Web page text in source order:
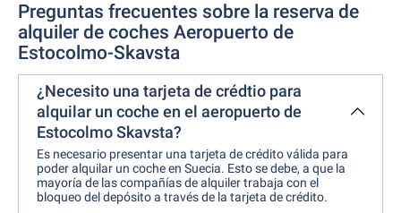
Preguntas frecuentes sobre la reserva de
alquiler de coches Aeropuerto de
Estocolmo-Skavsta
¿Necesito una tarjeta de crédtio para
alquilar un coche en el aeropuerto de
Estocolmo Skavsta?
Es necesario presentar una tarjeta de crédito válida para
poder alquilar un coche en Suecia. Esto se debe, a que la
mayoría de las compañías de alquiler trabaja con el
bloqueo del depósito a través de la tarjeta de crédito.